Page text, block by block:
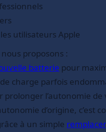
utilisateurs Apple
proposons :
batterie pour
charge parfois
prolonger l’autonomie
d’origine,
à un simple